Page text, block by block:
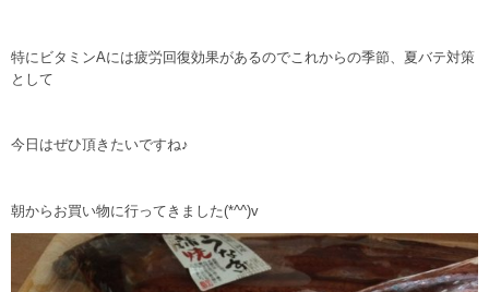
特にビタミンAには疲労回復効果があるのでこれからの季節、夏バテ対策
として
今日はぜひ頂きたいですね♪
朝からお買い物に行ってきました(*^^)v